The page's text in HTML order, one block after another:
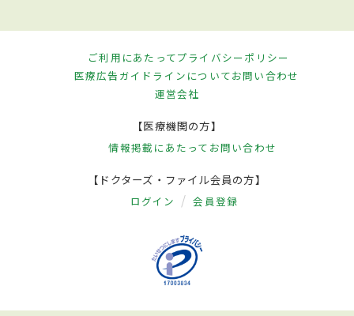
ご利用にあたってプライバシーポリシー
医療広告ガイドラインについてお問い合わせ
運営会社
【医療機関の方】
情報掲載にあたって お問い合わせ
【ドクターズ・ファイル会員の方】
ログイン 会員登録